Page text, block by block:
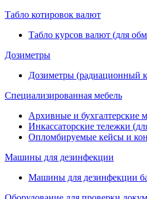
Табло котировок валют
Табло курсов валют (для
Дозиметры
Дозиметры (радиационный
Специализированная мебель
Архивные и бухгалтерские
Инкассаторские тележки
Опломбируемые кейсы и
Машины для дезинфекции
Машины для дезинфекции